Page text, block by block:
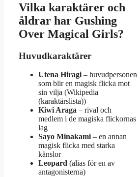
Vilka karaktärer och
åldrar har Gushing
Over Magical Girls?
Huvudkaraktärer
Utena Hiragi – huvudpersonen
som blir en magisk flicka mot
sin vilja (Wikipedia
(karaktärslista))
Kiwi Araga – rival och
medlem i de magiska flickornas
lag
Sayo Minakami – en annan
magisk flicka med starka
känslor
Leopard (alias för en av
antagonisterna)